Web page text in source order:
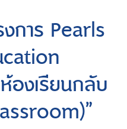
งการ Pearls
องเรียนกลับ